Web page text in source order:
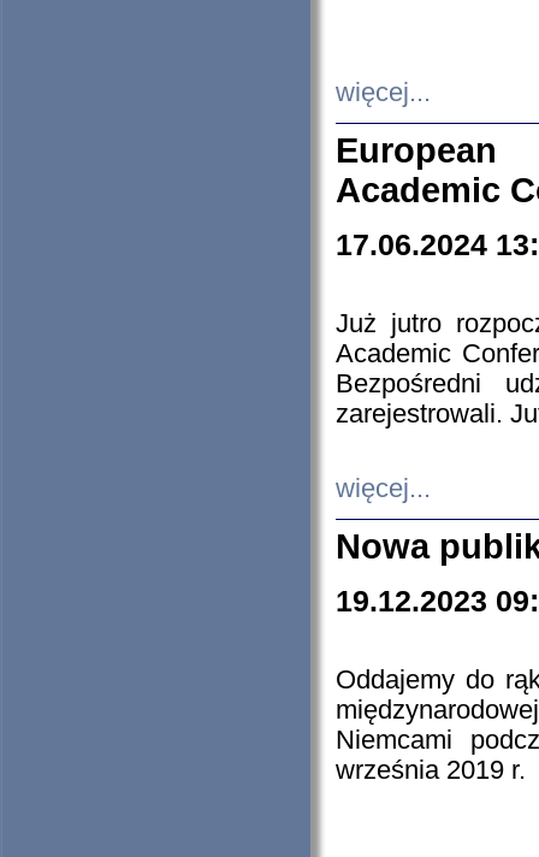
więcej...
European
Academic
17.06.2024
Już jutro
Academic
Bezpośredni
zarejestrowali.
więcej...
Nowa
19.12.2023
Oddajemy do
Niemcami
września 2019 r.